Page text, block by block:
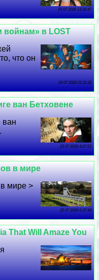
25 07 2026 13:32:47
войнам» в LOST
что он
24 07 2026 21:11:32
ван Бетховене
ван
23 07 2026 4:27:51
в мире
мире >
22 07 2026 6:37:44
That Will Amaze You